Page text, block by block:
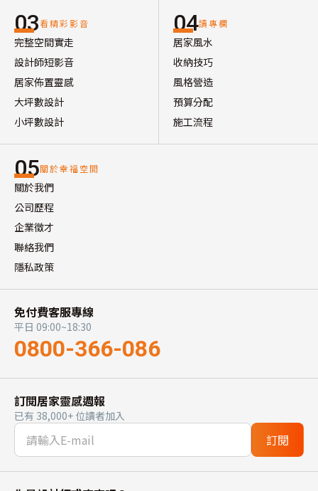
03看精彩影音
完整空間實走
設計師短影音
居家佈置靈感
大坪數設計
小坪數設計
04讀專欄
居家風水
收納技巧
風格營造
預算分配
施工流程
05關於幸福空間
關於我們
公司歷程
企業徵才
聯絡我們
隱私政策
免付費客服專線
平日 09:00~18:30
0800-366-086
訂閱居家靈感週報
已有 38,000+ 位讀者加入
訂閱